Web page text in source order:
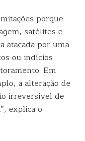
porque
satélites e
atacada por uma
ou indícios
Em
a alteração de
irreversível de
explica o